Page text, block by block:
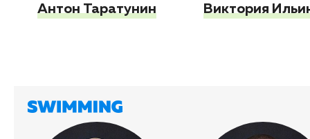
Антон Таратунин Виктория